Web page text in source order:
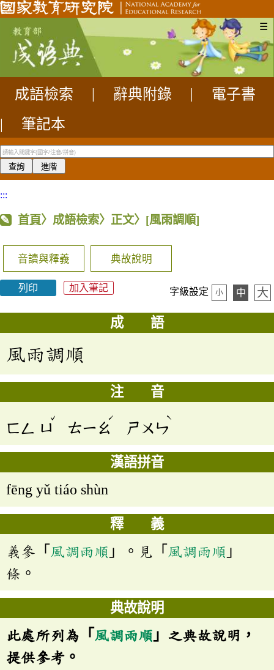
☰
成語檢索 辭典附錄
電子書
|
筆記本
:::
首頁〉成語檢索〉正文〉 [風雨調順]
音讀與釋義 典故說明
列印 加入筆記 字級設定 小 中 大
成 語
風雨調順
注 音
ㄈㄥ ㄩ
ˇ
ㄊㄧㄠ
ˊ
ㄕㄨㄣ
ˋ
漢語拼音
fēng yǔ tiáo shùn
釋 義
義參「 風調雨順 」。見「 風調雨順 」
條。
典故說明
此處所列為「 風調雨順 」之典故說明，
提供參考。